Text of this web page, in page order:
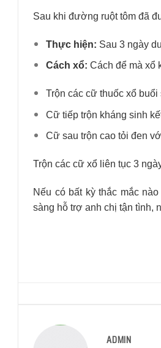
Sau khi đường ruột tôm đã
Thực hiện: Sau 3 ngày
Cách xổ: Cách để mà xổ
Trộn các cữ thuốc xổ buổi
Cữ tiếp trộn kháng sinh
Cữ sau trộn cao tỏi đen
Trộn các cữ xổ liên tục 3
Nếu có bất kỳ thắc mắc
sàng hỗ trợ anh chị tận tình,
ADMIN